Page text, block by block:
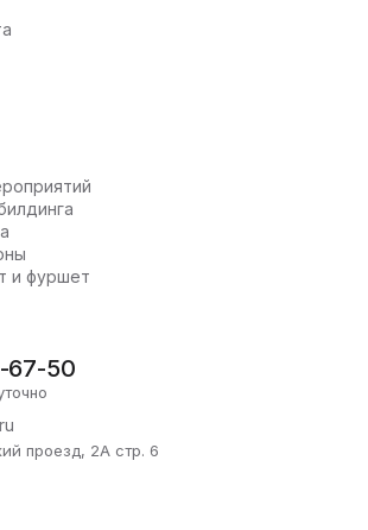
и фуршет
67-50
проезд, 2А стр. 6